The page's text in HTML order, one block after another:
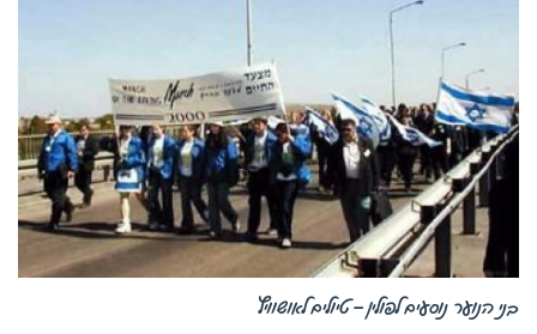
בני הנוער נוסעים לפולין – טיולים לאושוויץ